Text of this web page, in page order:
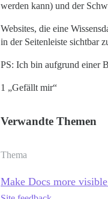
werden kann) und der
Websites, die eine
in der Seitenleiste sichtbar
PS: Ich bin aufgrund einer
1 „Gefällt mir“
Verwandte Themen
Thema
Make Docs more